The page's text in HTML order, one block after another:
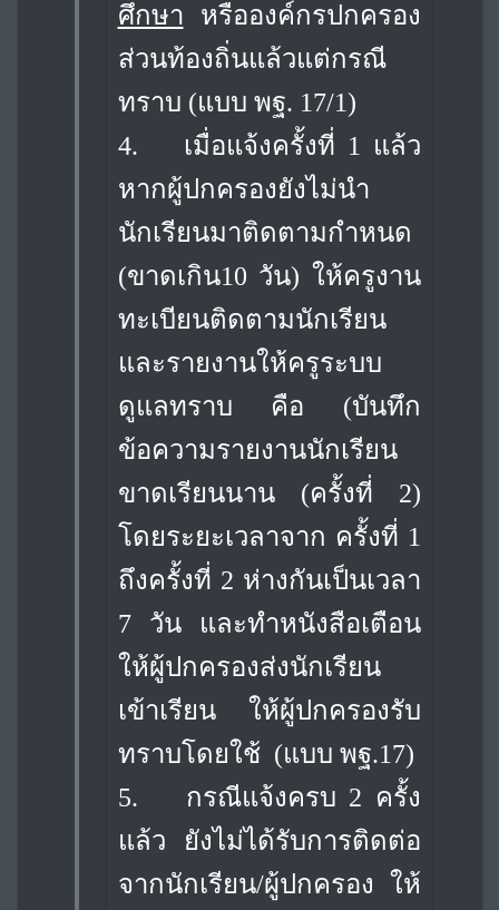
ศึกษา หรือองค์กรปกครอง
ส่วนท้องถิ่นแล้วแต่กรณี
ทราบ (แบบ พฐ. 17/1)
4.
เมื่อแจ้งครั้งที่ 1 แล้ว
หากผู้ปกครองยังไม่นำ
นักเรียนมาติดตามกำหนด
(ขาดเกิน10 วัน) ให้ครูงาน
ทะเบียนติดตามนักเรียน
และรายงานให้ครูระบบ
ดูแลทราบ คือ (บันทึก
ข้อความรายงานนักเรียน
ขาดเรียนนาน (ครั้งที่ 2)
โดยระยะเวลาจาก ครั้งที่ 1
ถึงครั้งที่ 2 ห่างกันเป็นเวลา
7 วัน และทำหนังสือเตือน
ให้ผู้ปกครองส่งนักเรียน
เข้าเรียน ให้ผู้ปกครองรับ
ทราบโดยใช้ (แบบ พฐ.17)
5.
กรณีแจ้งครบ 2 ครั้ง
แล้ว ยังไม่ได้รับการติดต่อ
จากนักเรียน/ผู้ปกครอง ให้